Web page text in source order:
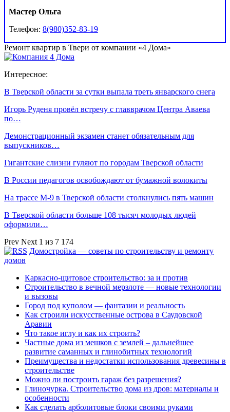
Мастер Ольга
Телефон: 8(980)352-83-19
Ремонт квартир в Твери от компании «4 Дома»
Интересное:
В Тверской области за сутки выпала треть январского снега
Игорь Руденя провёл встречу с главврачом Центра Аваева
по…
Демонстрационный экзамен станет обязательным для
выпускников…
Гигантские слизни гуляют по городам Тверской области
В России педагогов освобождают от бумажной волокиты
На трассе М-9 в Тверской области столкнулись пять машин
В Тверской области больше 108 тысяч молодых людей
оформили…
Prev Next 1 из 7 174
Домостройка — советы по строительству и ремонту
домов
Каркасно-щитовое строительство: за и против
Строительство в вечной мерзлоте — новые технологии
и вызовы
Город под куполом — фантазии и реальность
Как строили искусственные острова в Саудовской
Аравии
Что такое иглу и как их строить?
Частные дома из мешков с землей – дальнейшее
развитие саманных и глинобитных технологий
Преимущества и недостатки использования древесины в
строительстве
Можно ли построить гараж без разрешения?
Глиночурка. Строительство дома из дров: материалы и
особенности
Как сделать арболитовые блоки своими руками